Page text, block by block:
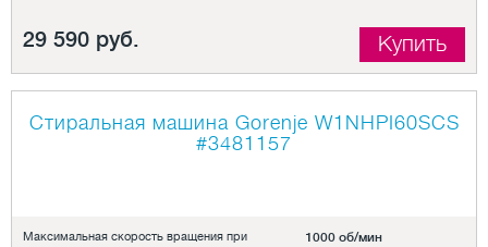
29 590 руб. Купить
Стиральная машина Gorenje W1NHPI60SCS
#3481157
Максимальная скорость вращения при
1000 об/мин